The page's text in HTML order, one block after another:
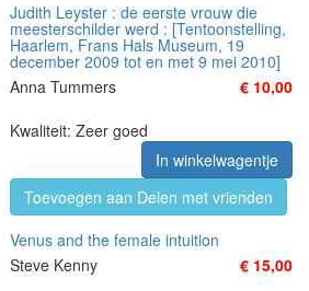
Judith Leyster : de eerste vrouw die
meesterschilder werd : [Tentoonstelling,
Haarlem, Frans Hals Museum, 19
december 2009 tot en met 9 mei 2010]
Anna Tummers
€ 10,00
Kwaliteit: Zeer goed
In winkelwagentje
Toevoegen aan Delen met vrienden
Venus and the female intuition
Steve Kenny
€ 15,00